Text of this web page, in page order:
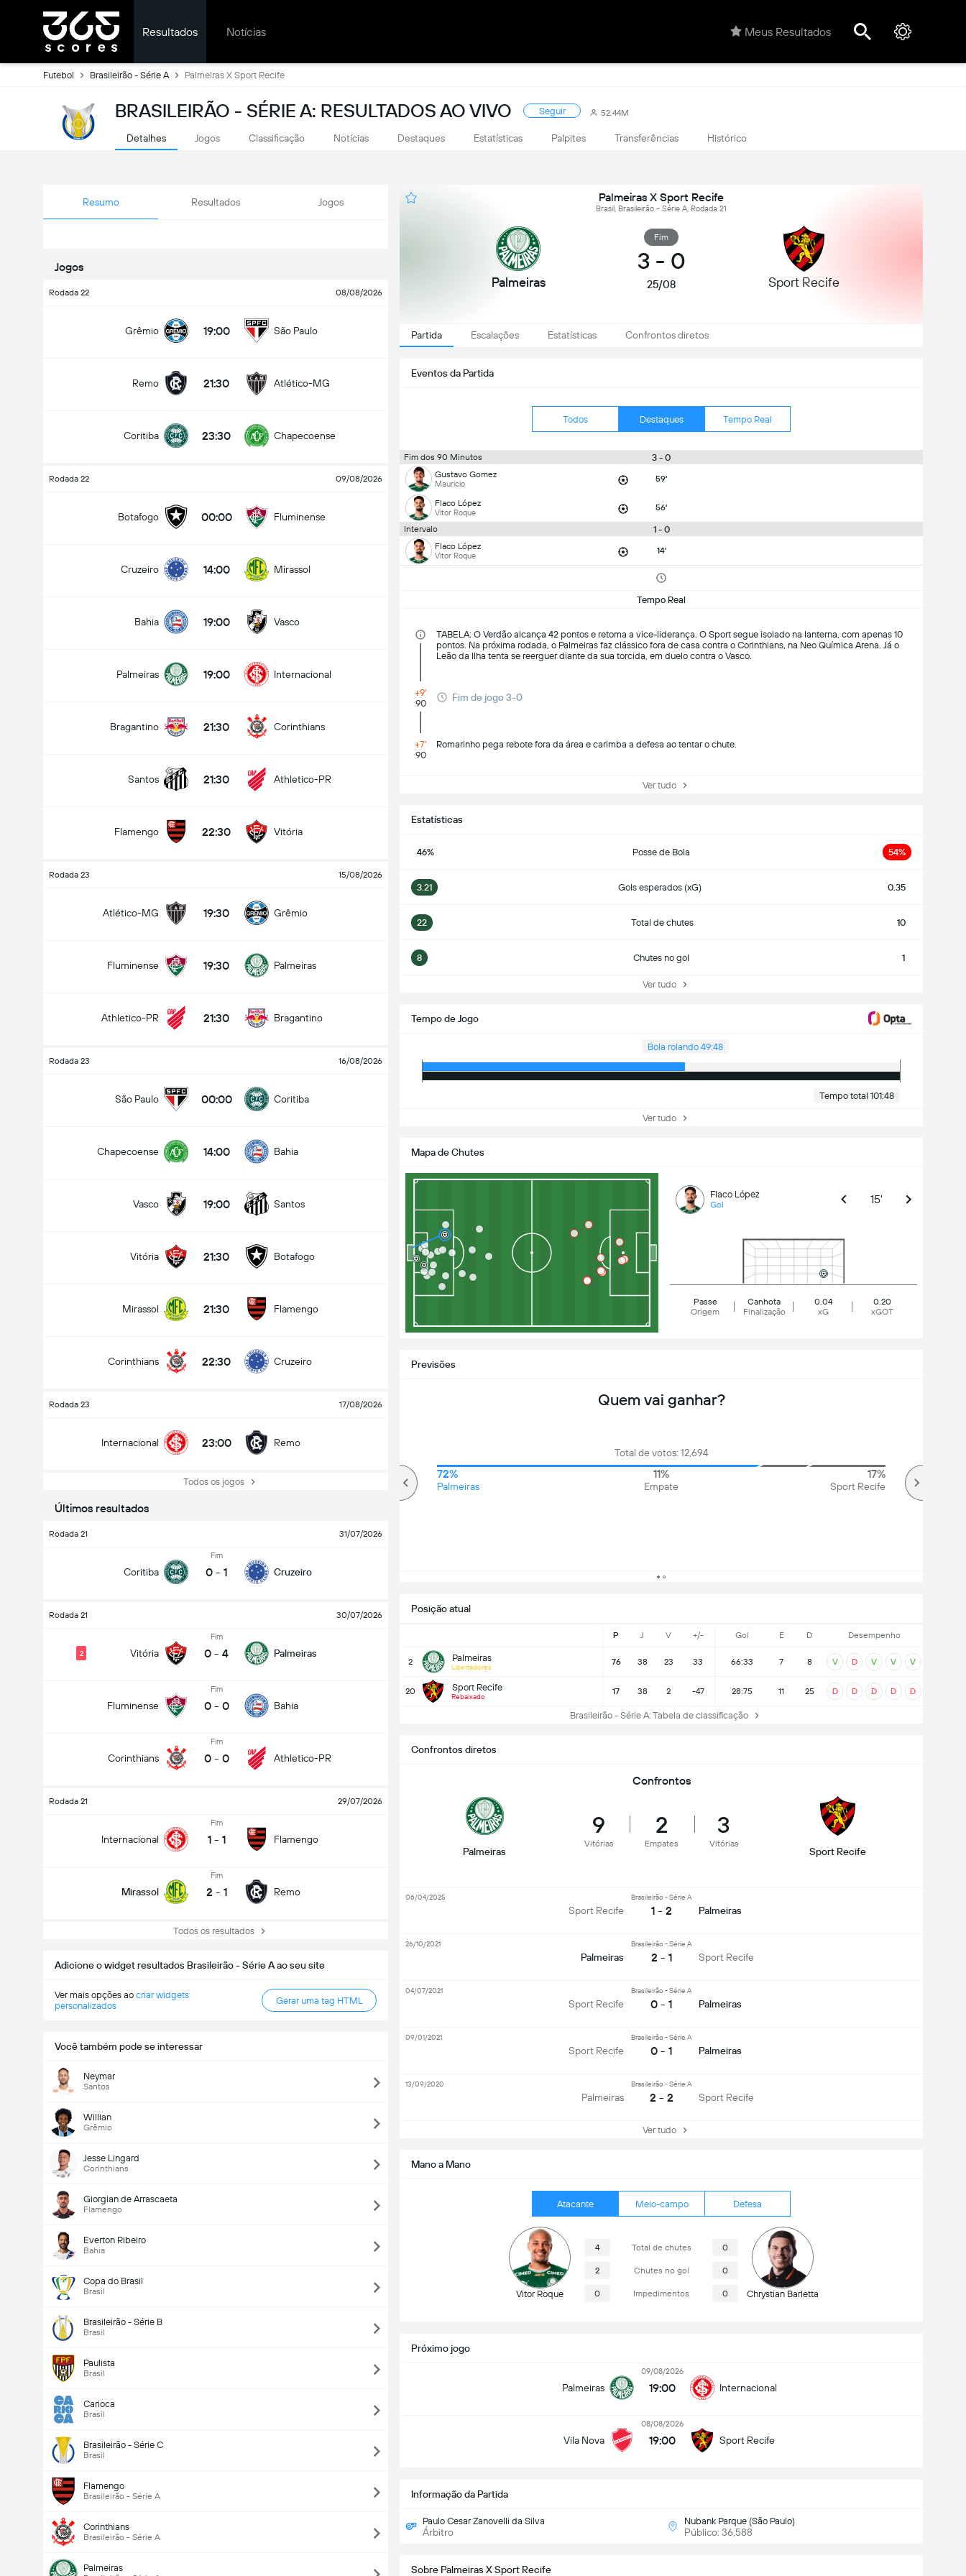
Resultados Notícias Meus Resultados
Futebol Brasileirão - Série A Palmeiras X Sport Recife
BRASILEIRÃO - SÉRIE A: RESULTADOS AO VIVO Seguir 52.44M
Detalhes Jogos Classificação Notícias Destaques Estatísticas Palpites Transferências Histórico
Resumo Resultados Jogos
Jogos
Rodada 22 08/08/2026
Grêmio 19:00 São Paulo
Remo 21:30 Atlético-MG
Coritiba 23:30 Chapecoense
Rodada 22 09/08/2026
Botafogo 00:00 Fluminense
Cruzeiro 14:00 Mirassol
Bahia 19:00 Vasco
Palmeiras 19:00 Internacional
Bragantino 21:30 Corinthians
Santos 21:30 Athletico-PR
Flamengo 22:30 Vitória
Rodada 23 15/08/2026
Atlético-MG 19:30 Grêmio
Fluminense 19:30 Palmeiras
Athletico-PR 21:30 Bragantino
Rodada 23 16/08/2026
São Paulo 00:00 Coritiba
Chapecoense 14:00 Bahia
Vasco 19:00 Santos
Vitória 21:30 Botafogo
Mirassol 21:30 Flamengo
Corinthians 22:30 Cruzeiro
Rodada 23 17/08/2026
Internacional 23:00 Remo
Todos os jogos
Últimos resultados
Rodada 21 31/07/2026
Coritiba
Fim
0 - 1 Cruzeiro
Rodada 21 30/07/2026
Vitória
2
Fim
0 - 4 Palmeiras
Fluminense
Fim
0 - 0 Bahia
Corinthians
Fim
0 - 0 Athletico-PR
Rodada 21 29/07/2026
Internacional
Fim
1 - 1 Flamengo
Mirassol
Fim
2 - 1 Remo
Todos os resultados
Adicione o widget resultados Brasileirão - Série A ao seu site
Ver mais opções ao criar widgets
personalizados
Gerar uma tag HTML
Você também pode se interessar
Neymar
Santos
Willian
Grêmio
Jesse Lingard
Corinthians
Giorgian de Arrascaeta
Flamengo
Everton Ribeiro
Bahia
Copa do Brasil
Brasil
Brasileirão - Série B
Brasil
Paulista
Brasil
Carioca
Brasil
Brasileirão - Série C
Brasil
Flamengo
Brasileirão - Série A
Corinthians
Brasileirão - Série A
Palmeiras
Palmeiras X Sport Recife
Brasil, Brasileirão - Série A, Rodada 21
Palmeiras
Fim
3 - 0
25/08 Sport Recife
Partida Escalações Estatísticas Confrontos diretos
Eventos da Partida
Todos Destaques Tempo Real
Fim dos 90 Minutos 3 - 0
Gustavo Gomez
Mauricio 59'
Flaco López
Vitor Roque 56'
Intervalo 1 - 0
Flaco López
Vitor Roque 14'
Tempo Real
TABELA: O Verdão alcança 42 pontos e retoma a vice-liderança. O Sport segue isolado na lanterna, com apenas 10
pontos. Na próxima rodada, o Palmeiras faz clássico fora de casa contra o Corinthians, na Neo Química Arena. Já o
Leão da Ilha tenta se reerguer diante da sua torcida, em duelo contra o Vasco.
+9'
90
Fim de jogo 3-0
+7'
90
Romarinho pega rebote fora da área e carimba a defesa ao tentar o chute.
Ver tudo
Próximo jogo
Palmeiras
09/08/2026
19:00 Internacional
Vila Nova
08/08/2026
19:00 Sport Recife
Mano a Mano
Atacante Meio-campo Defesa
Vitor Roque
4 Total de chutes 0
2 Chutes no gol 0
0 Impedimentos 0 Chrystian Barletta
Estatísticas
46% Posse de Bola 54%
3.21 Gols esperados (xG) 0.35
22 Total de chutes 10
8 Chutes no gol 1
Ver tudo
Tempo de Jogo
Bola rolando 49:48
Tempo total 101:48
Ver tudo
Mapa de Chutes
Flaco López
Gol 15'
Passe
Origem
Canhota
Finalização
0.04
xG
0.20
xGOT
Informação da Partida
Paulo Cesar Zanovelli da Silva
Árbitro
Nubank Parque (São Paulo)
Público: 36,588
Posição atual
P J V +/- Gol E D Desempenho
2 Palmeiras
Libertadores
76 38 23 33 66:33 7 8 V D V V V
20 Sport Recife
Rebaixado
17 38 2 -47 28:75 11 25 D D D D D
Brasileirão - Série A: Tabela de classificação
Previsões
Quem vai ganhar?
Total de votos: 12,694
72%
Palmeiras
11%
Empate
17%
Sport Recife
Total de Gols (2.5)
Total de votos: 1,292
Confrontos diretos
Confrontos
Palmeiras
9
Vitórias
2
Empates
3
Vitórias
Sport Recife
Sport Recife
Brasileirão - Série A
1 - 2 Palmeiras
06/04/2025
Palmeiras
Brasileirão - Série A
2 - 1 Sport Recife
26/10/2021
Sport Recife
Brasileirão - Série A
0 - 1 Palmeiras
04/07/2021
Sport Recife
Brasileirão - Série A
0 - 1 Palmeiras
09/01/2021
Palmeiras
Brasileirão - Série A
2 - 2 Sport Recife
13/09/2020
Ver tudo
Sobre Palmeiras X Sport Recife